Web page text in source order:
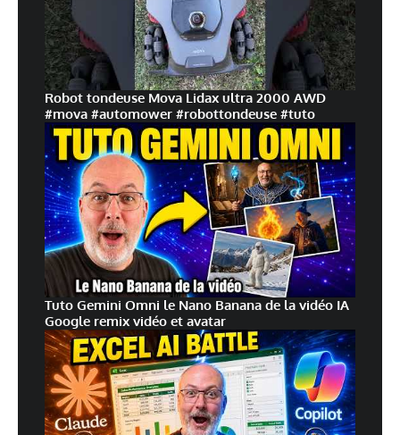
Robot tondeuse Mova Lidax ultra 2000 AWD
#mova #automower #robottondeuse #tuto
Tuto Gemini Omni le Nano Banana de la vidéo IA
Google remix vidéo et avatar